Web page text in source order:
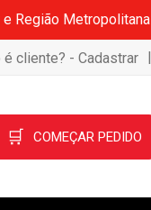
Região Metropolitana
é cliente? - Cadastrar |
🛒 COMEÇAR PEDIDO